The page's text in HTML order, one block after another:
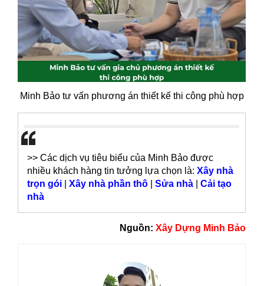
Minh Bảo tư vấn phương án thiết kế thi công phù hợp
>> Các dịch vụ tiêu biểu của Minh Bảo được
nhiều khách hàng tin tưởng lựa chọn là: Xây nhà
trọn gói
Xây nhà phần thô Sửa nhà
Cải tạo
nhà
Nguồn: Xây Dựng Minh Bảo